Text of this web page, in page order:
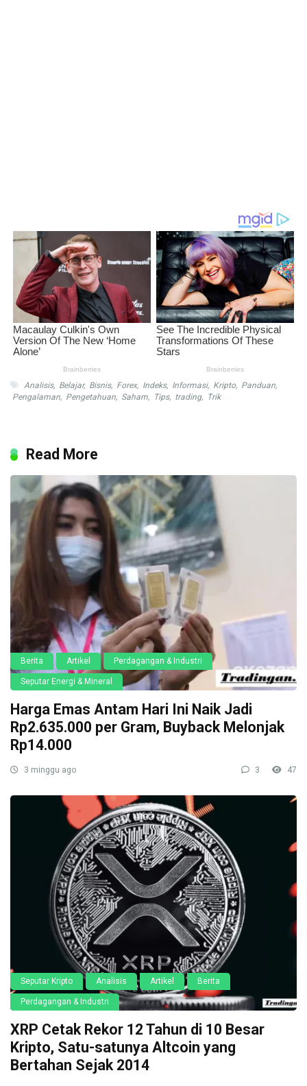
Analisis, Belajar, Bisnis, Forex, Indeks, Informasi, Kripto, Panduan,
Pengalaman, Pengetahuan, Saham, Tips, trading, Trik
Read More
Berita Artikel Perdagangan & Industri
Seputar Energi & Mineral
Harga Emas Antam Hari Ini Naik Jadi
Rp2.635.000 per Gram, Buyback Melonjak
Rp14.000
3 minggu ago 3 47
Seputar Kripto Analisis Artikel Berita
Perdagangan & Industri
XRP Cetak Rekor 12 Tahun di 10 Besar
Kripto, Satu-satunya Altcoin yang
Bertahan Sejak 2014